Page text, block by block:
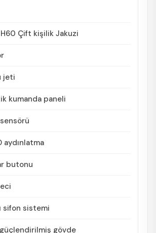
Çift kişilik Jakuzi
jeti
kumanda paneli
aydınlatma
butonu
sifon sistemi
gövde